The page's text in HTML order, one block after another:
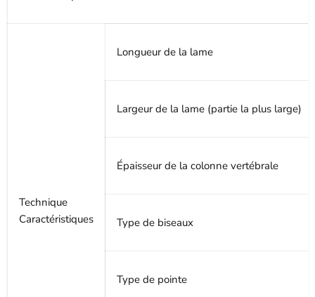
Technique
Caractéristiques
Longueur de la lame
Largeur de la lame (partie la plus large)
Épaisseur de la colonne vertébrale
Type de biseaux
Type de pointe